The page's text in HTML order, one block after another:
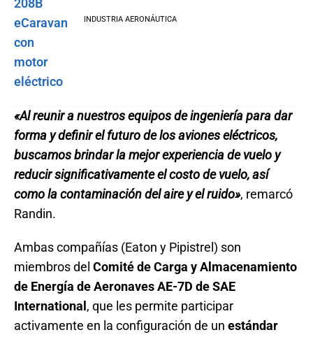
INDUSTRIA AERONÁUTICA
«Al reunir a nuestros equipos de ingeniería para dar
forma y definir el futuro de los aviones eléctricos,
buscamos brindar la mejor experiencia de vuelo y
reducir significativamente el costo de vuelo, así
como la contaminación del aire y el ruido», remarcó
Randin.
Ambas compañías (Eaton y Pipistrel) son
miembros del Comité de Carga y Almacenamiento
de Energía de Aeronaves AE-7D de SAE
International , que les permite participar
activamente en la configuración de un estándar